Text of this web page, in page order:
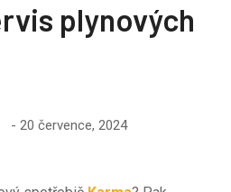
plynových
20 července, 2024